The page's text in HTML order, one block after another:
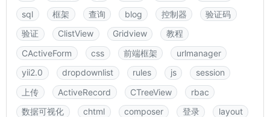
sql
框架 查询 blog 控制器
验证码
验证
ClistView Gridview
教程
CActiveForm
css 前端框架
urlmanager
yii2.0
dropdownlist rules js
session
上传
ActiveRecord CTreeView
rbac
数据可视化
chtml composer 登录
layout